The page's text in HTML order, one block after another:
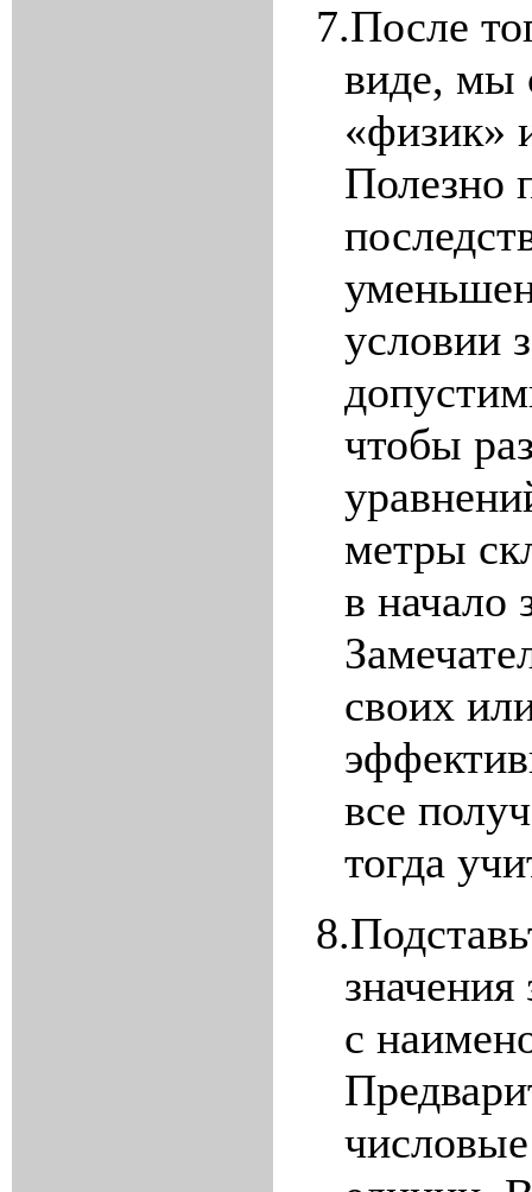
7.После
виде, мы
«физик»
Полезно
условии
чтобы
метры
в начало
своих
все
тогда
8.
с